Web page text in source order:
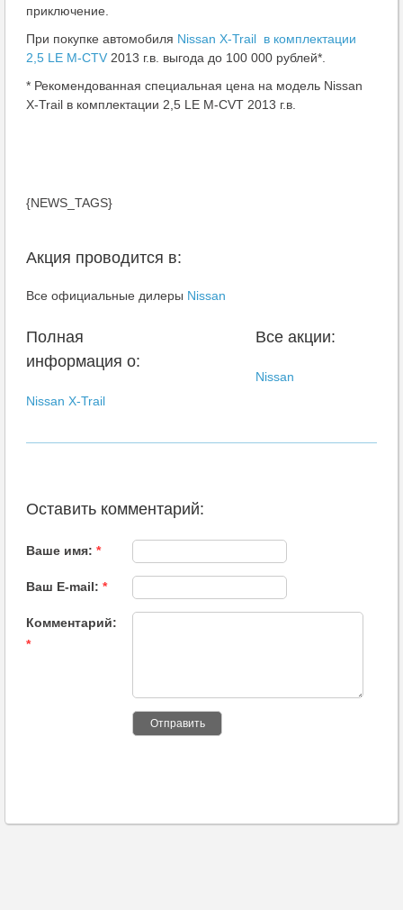
приключение.
При покупке автомобиля Nissan X-Trail в комплектации
2,5 LE M-CTV 2013 г.в. выгода до 100 000 рублей*.
* Рекомендованная специальная цена на модель Nissan
X-Trail в комплектации 2,5 LE M-CVT 2013 г.в.
{NEWS_TAGS}
Акция проводится в:
Все официальные дилеры Nissan
Полная
информация о:
Nissan X-Trail
Все акции:
Nissan
Оставить комментарий:
Ваше имя: *
Ваш E-mail: *
Комментарий:
*
Отправить